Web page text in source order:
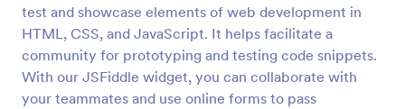
test and showcase elements of web development in
HTML, CSS, and JavaScript. It helps facilitate a
community for prototyping and testing code snippets.
With our JSFiddle widget, you can collaborate with
your teammates and use online forms to pass
Без заглавия
Спестете пространство с етикети на
подсказки